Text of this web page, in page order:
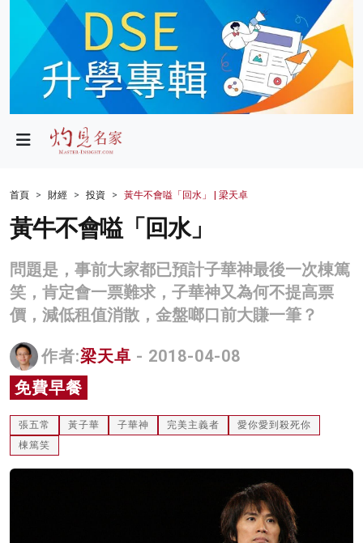
政局
財經
生活
商業
科技
影片
名家榜
灼見活動
關於我們
首頁 財經 投資 黃牛不會嗌「回水」 | 梁天卓
黃牛不會嗌「回水」
問題是，事前大家都已預計子華神最後一次棟篤
笑，肯定會一票難求，子華神又為何不提高票
價，減低租值消散，金盤啷口前大賺一筆？
作者:梁天卓 - 2018-04-08
免費早餐
張五常 黃子華 子華神 完美主義者
愛你愛到殺死你
棟篤笑